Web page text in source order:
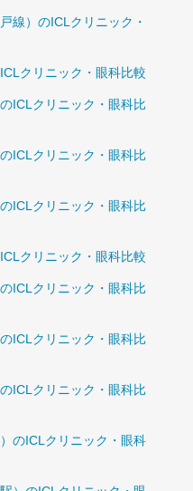
線）のICLクリニック・
クリニック・眼科比較
ICLクリニック・眼科比
ICLクリニック・眼科比
ICLクリニック・眼科比
クリニック・眼科比較
ICLクリニック・眼科比
ICLクリニック・眼科比
ICLクリニック・眼科比
のICLクリニック・眼科